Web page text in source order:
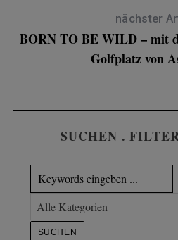
nächster
BORN TO BE WILD – mit
Golfplatz von
SUCHEN .